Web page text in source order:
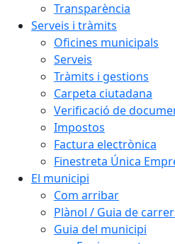
Transparència
Serveis i tràmits
Oficines municipals
Serveis
Tràmits i gestions
Carpeta ciutadana
Verificació de
Impostos
Factura electrònica
Finestreta Única
El municipi
Com arribar
Plànol / Guia de
Guia del municipi